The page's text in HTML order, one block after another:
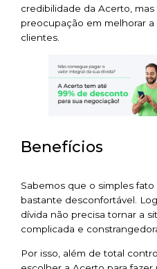
credibilidade da Acerto,
preocupação em melhorar
clientes.
Benefícios
Sabemos que o simples
bastante desconfortável.
dívida não precisa tornar a
complicada e
Por isso, além de total